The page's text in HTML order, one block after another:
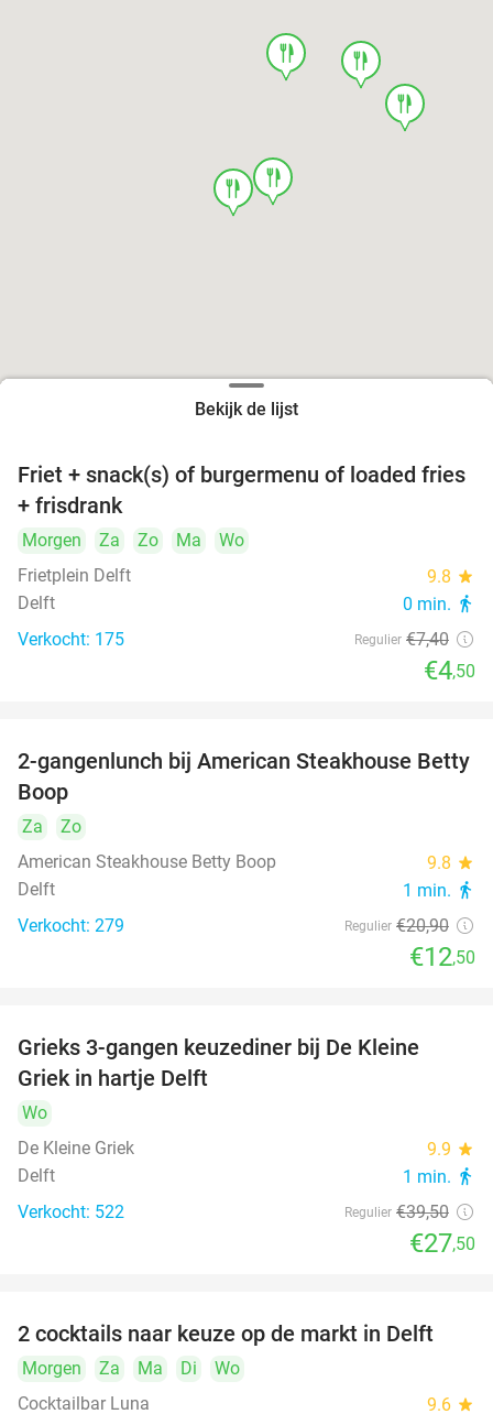
food
food
food
food
food
food
food
Bekijk de lijst
39%
Friet + snack(s) of burgermenu of loaded fries
+ frisdrank
Morgen Za Zo Ma
Wo
Frietplein Delft
9.8 star
Delft 0 min. directions_walk
Verkocht: 175 Regulier €7,40
€4,50
40%
2-gangenlunch bij American Steakhouse Betty
Boop
Za
Zo
American Steakhouse Betty Boop
9.8 star
Delft 1 min. directions_walk
Verkocht: 279 Regulier €20,90
€12,50
Grieks 3-gangen keuzediner bij De Kleine
Griek in hartje Delft
Wo
De Kleine Griek
9.9 star
Delft 1 min. directions_walk
Verkocht: 522 Regulier €39,50
€27,50
50%
2 cocktails naar keuze op de markt in Delft
Morgen Za Ma Di
Wo
Cocktailbar Luna
9.6 star